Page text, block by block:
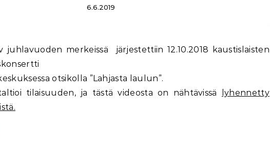
6.6.2019
otsikolla ”Lahjasta laulun”.
tilaisuuden, ja tästä videosta on nähtävissä
lyhennetty